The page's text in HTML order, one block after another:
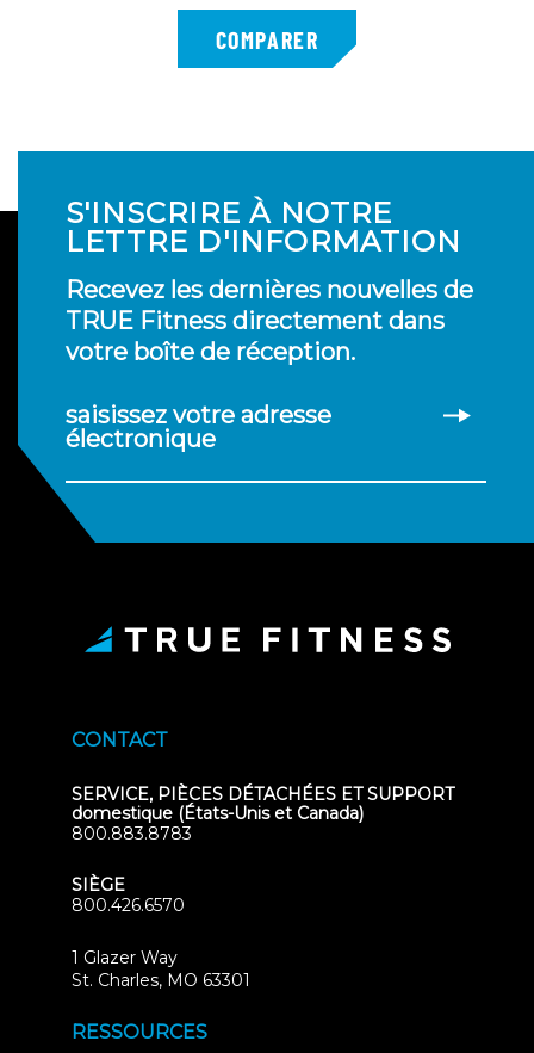
S'INSCRIRE À NOTRE
LETTRE D'INFORMATION
Recevez les dernières nouvelles de
TRUE Fitness directement dans
votre boîte de réception.
saisissez votre adresse
électronique
CONTACT
SERVICE, PIÈCES DÉTACHÉES ET SUPPORT
domestique (États-Unis et Canada)
800.883.8783
SIÈGE
800.426.6570
1 Glazer Way
St. Charles, MO 63301
RESSOURCES